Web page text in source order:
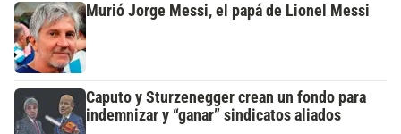
Murió Jorge Messi, el papá de Lionel Messi
Caputo y Sturzenegger crean un fondo para
indemnizar y “ganar” sindicatos aliados